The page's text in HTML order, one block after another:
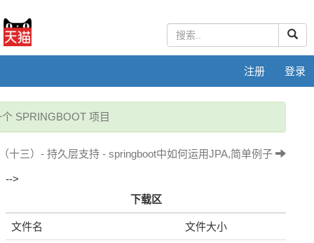
注册 登录
SPRINGBOOT 项目
十三）- 持久层支持 - springboot中如何运用JPA,简单例子
-->
下载区
文件名 文件大小